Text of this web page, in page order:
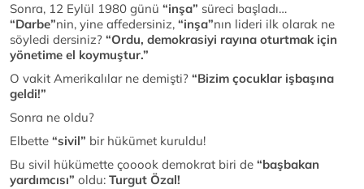
Sonra, 12 Eylül 1980 günü “inşa” süreci başladı…
“Darbe”nin, yine affedersiniz, “inşa”nın lideri ilk olarak ne
söyledi dersiniz? “Ordu, demokrasiyi rayına oturtmak için
yönetime el koymuştur.”
O vakit Amerikalılar ne demişti? “Bizim çocuklar işbaşına
geldi!”
Sonra ne oldu?
Elbette “sivil” bir hükümet kuruldu!
Bu sivil hükümette çooook demokrat biri de “başbakan
yardımcısı” oldu: Turgut Özal!